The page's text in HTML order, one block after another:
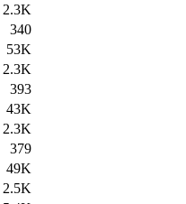
2.3K
340
53K
2.3K
393
43K
2.3K
379
49K
2.5K